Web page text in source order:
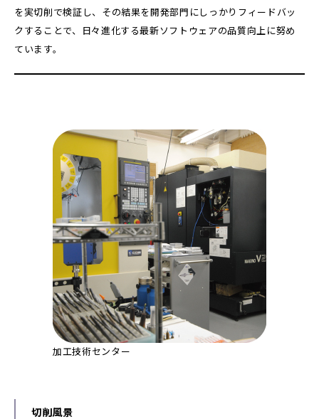
を実切削で検証し、その結果を開発部門にしっかりフィードバッ
クすることで、日々進化する最新ソフトウェアの品質向上に努め
ています。
加工技術センター
切削風景